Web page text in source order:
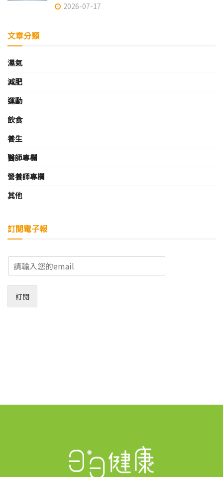
2026-07-17
文章分類
濕氣
減肥
運動
飲食
養生
醫師專欄
營養師專欄
其他
訂閱電子報
E
m
*
訂閱